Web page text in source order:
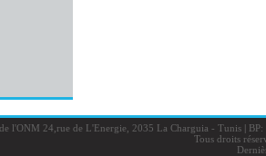
l'ONM 24,rue de L'Energie, 2035 La Charguia - Tunis |BP:
Tous droits